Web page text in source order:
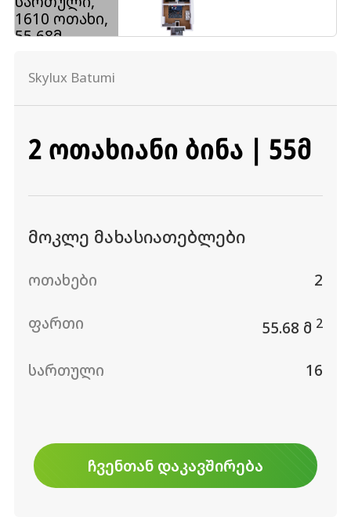
Skylux Batumi
2 ᲝᲗᲐᲮᲘᲐᲜᲘ ᲑᲘᲜᲐ | 55Მ
მოკლე მახასიათებლები
ოთახები 2
ფართი 55.68 მ 2
სართული 16
ᲩᲕᲔᲜᲗᲐᲜ ᲓᲐᲙᲐᲕᲨᲘᲠᲔᲑᲐ